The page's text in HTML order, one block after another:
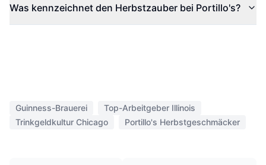
Was kennzeichnet den Herbstzauber bei Portillo's?
Guinness-Brauerei
Top-Arbeitgeber Illinois
Trinkgeldkultur Chicago
Portillo's Herbstgeschmäcker